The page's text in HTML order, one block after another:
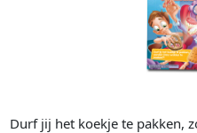
Durf jij het koekje te pakken,